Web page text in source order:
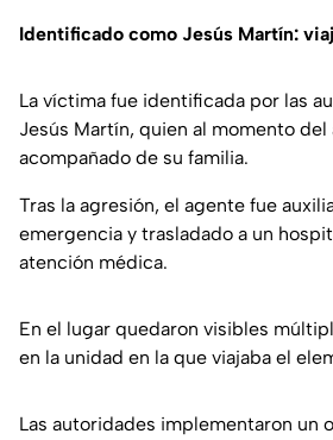
Identificado como Jesús Martín:
La víctima fue identificada por las
Jesús Martín, quien al momento del
acompañado de su familia.
Tras la agresión, el agente fue
emergencia y trasladado a un
atención médica.
En el lugar quedaron visibles
en la unidad en la que viajaba el
Las autoridades implementaron un